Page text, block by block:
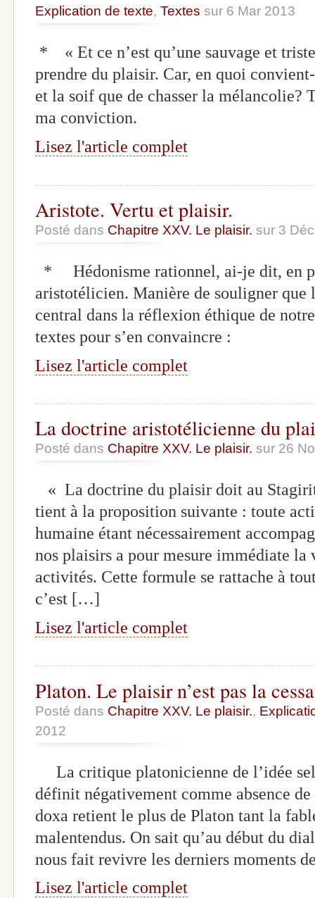
Explication de texte, Textes sur 6 Mar 2013
* « Et ce n’est qu’une sauvage et
prendre du plaisir. Car, en quoi
et la soif que de chasser la mélancolie?
ma conviction.
Lisez l'article complet
Aristote. Vertu et plaisir.
Posté dans Chapitre XXV. Le plaisir. sur 3
* Hédonisme rationnel, ai-je dit, en
aristotélicien. Manière de souligner que
central dans la réflexion éthique de
textes pour s’en convaincre :
Lisez l'article complet
La doctrine aristotélicienne du
Posté dans Chapitre XXV. Le plaisir. sur 26
« La doctrine du plaisir doit au
tient à la proposition suivante : toute
humaine étant nécessairement
nos plaisirs a pour mesure immédiate la
activités. Cette formule se rattache à
c’est […]
Lisez l'article complet
Platon. Le plaisir n’est pas la
Posté dans Chapitre XXV. Le plaisir.,
2012
La critique platonicienne de l’idée
définit négativement comme absence de
doxa retient le plus de Platon tant la
malentendus. On sait qu’au début du
nous fait revivre les derniers moments
Lisez l'article complet